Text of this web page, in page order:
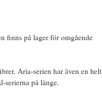
finns på lager för omgående
Aria-serien har även en helt
serierna på länge.